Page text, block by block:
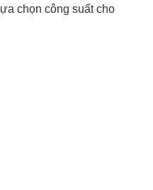
chọn công suất cho